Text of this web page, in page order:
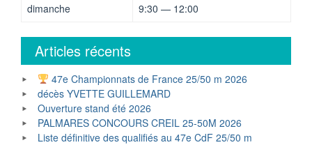
dimanche
9:30 — 12:00
Articles récents
47e Championnats de France 25/50 m 2026
décès YVETTE GUILLEMARD
Ouverture stand été 2026
PALMARES CONCOURS CREIL 25-50M 2026
Liste définitive des qualifiés au 47e CdF 25/50 m